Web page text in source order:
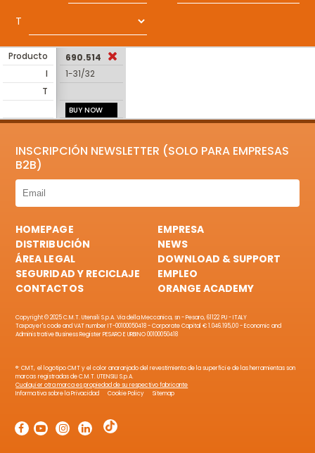
T
Producto
I
T
690.514
1-31/32
BUY NOW
INSCRIPCIÓN NEWSLETTER (SOLO PARA EMPRESAS
B2B)
HOMEPAGE
EMPRESA
DISTRIBUCIÓN
NEWS
ÁREA LEGAL
DOWNLOAD & SUPPORT
SEGURIDAD Y RECICLAJE
EMPLEO
CONTACTOS
ORANGE ACADEMY
Copyright © 2025 C.M.T. Utensili S.p.A. Via della Meccanica, sn - Pesaro, 61122 PU - ITALY
Taxpayer's code and VAT number IT-00100050418 - Corporate Capital € 1.046.195,00 - Economic and
Administrative Business Register PESARO E URBINO 00100050418
®: CMT, el logotipo CMT y el color anaranjado del revestimiento de la superficie de las herramientas son
marcas registradas de C.M.T. UTENSILI S.p.A.
Cualquier otra marca es propiedad de su respectivo fabricante
Informativa sobre la Privacidad
Cookie Policy Sitemap